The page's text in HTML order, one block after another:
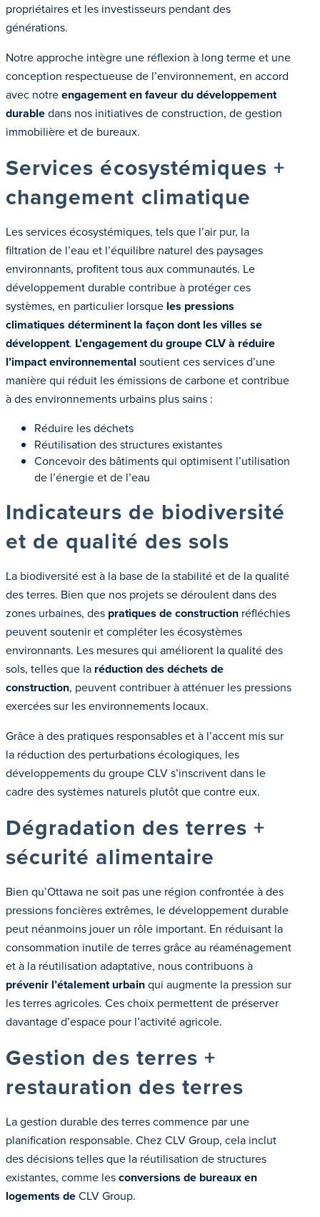
propriétaires et les investisseurs pendant des
générations.
Notre approche intègre une réflexion à long terme et une
conception respectueuse de l’environnement, en accord
avec notreengagement en faveur du développement
durabledans nos initiatives de construction, de gestion
immobilière et de bureaux.
Services écosystémiques +
changement climatique
Les services écosystémiques, tels que l’air pur, la
filtration de l’eau et l’équilibre naturel des paysages
environnants, profitent tous aux communautés. Le
développement durable contribue à protéger ces
systèmes, en particulier lorsque les pressions
climatiques déterminent la façon dont les villes se
développent. L’engagement du groupe CLV à réduire
l’impact environnemental soutient ces services d’une
manière qui réduit les émissions de carbone et contribue
à des environnements urbains plus sains :
Réduire les déchets
Réutilisation des structures existantes
Concevoir des bâtiments qui optimisent l’utilisation
de l’énergie et de l’eau
Indicateurs de biodiversité
et de qualité des sols
La biodiversité est à la base de la stabilité et de la qualité
des terres. Bien que nos projets se déroulent dans des
zones urbaines, des pratiques de construction réfléchies
peuvent soutenir et compléter les écosystèmes
environnants. Les mesures qui améliorent la qualité des
sols, telles que la réduction des déchets de
construction, peuvent contribuer à atténuer les pressions
exercées sur les environnements locaux.
Grâce à des pratiques responsables et à l’accent mis sur
la réduction des perturbations écologiques, les
développements du groupe CLV s’inscrivent dans le
cadre des systèmes naturels plutôt que contre eux.
Dégradation des terres +
sécurité alimentaire
Bien qu’Ottawa ne soit pas une région confrontée à des
pressions foncières extrêmes, le développement durable
peut néanmoins jouer un rôle important. En réduisant la
consommation inutile de terres grâce au réaménagement
et à la réutilisation adaptative, nous contribuons à
prévenir l’étalement urbainqui augmente la pression sur
les terres agricoles. Ces choix permettent de préserver
davantage d’espace pour l’activité agricole.
Gestion des terres +
restauration des terres
La gestion durable des terres commence par une
planification responsable. Chez CLV Group, cela inclut
des décisions telles que la réutilisation de structures
existantes, comme lesconversions de bureaux en
logements deCLV Group.